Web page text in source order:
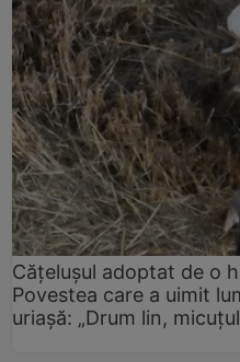
Cățelușul adoptat de o
Povestea care a uimit
uriașă: „Drum lin,